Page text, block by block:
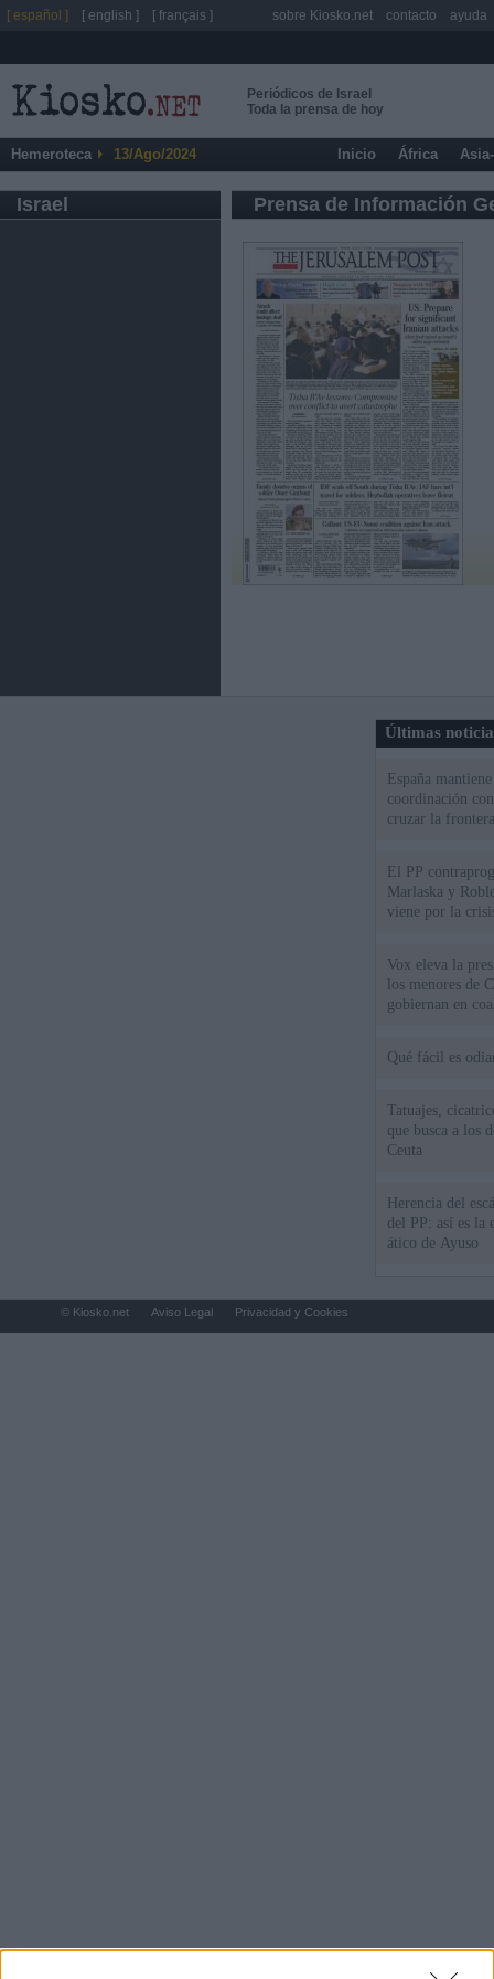
Periódicos de Israel
Toda la prensa de hoy
Hemeroteca 13/Ago/2024 Inicio África
Israel Prensa de Información
Últimas
España
coordinación
cruzar la
El PP
Marlaska y
viene por la
Vox eleva la
los menores de
gobiernan en
Qué fácil es
Tatuajes,
que busca a los
Ceuta
Herencia del
del PP: así es la
ático de Ayuso
[ español ] [ english ] [ français ] sobre Kiosko.net contacto ayuda
© Kiosko.net Aviso Legal Privacidad y Cookies